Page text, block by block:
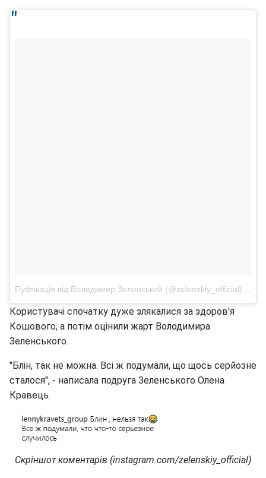
Публікація від Володимир Зеленський (@zelenskiy_official)27
Користувачі спочатку дуже злякалися за здоров'я
Кошового, а потім оцінили жарт Володимира
Зеленського.
"Блін, так не можна. Всі ж подумали, що щось серйозне
сталося", - написала подруга Зеленського Олена
Кравець.
Скріншот коментарів (instagram.com/zelenskiy_official)